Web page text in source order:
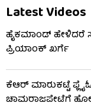
Latest Videos
ಹೈಕಮಾಂಡ್​​ ಹೇಳಿದರೆ
ಪ್ರಿಯಾಂಕ್​​ ಖರ್ಗೆ
ಕೆಆರ್ ಮಾರುಕಟ್ಟೆ
ಚಾಮರಾಜಪೇಟೆಗೆ